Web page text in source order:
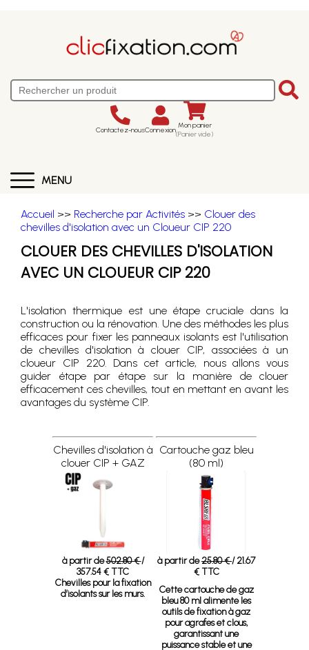
Contactez-nousConnexion Mon panier
(Panier vide)
MENU
Accueil >> Recherche par Activités >> Clouer des
chevilles d'isolation avec un Cloueur CIP 220
CLOUER DES CHEVILLES D'ISOLATION
AVEC UN CLOUEUR CIP 220
L'isolation thermique est une étape cruciale dans la
construction ou la rénovation. Une des méthodes les plus
efficaces pour fixer les panneaux isolants est l'utilisation
de chevilles d'isolation à clouer CIP, associées à un
cloueur CIP 220. Dans cet article, nous allons vous
guider étape par étape sur la manière de clouer
efficacement ces chevilles, tout en mettant en avant les
avantages du système CIP.
Chevilles d'isolation à
clouer CIP + GAZ
à partir de502.80 €/
357.54 € TTC
Chevilles pour la fixation
d’isolants sur les murs.
Cartouche gaz bleu
(80 ml)
à partir de25.80 €/ 21.67
€ TTC
Cette cartouche de gaz
bleu 80 ml alimente les
outils de fixation à gaz
pour agrafes et clous,
garantissant une
puissance stable et une